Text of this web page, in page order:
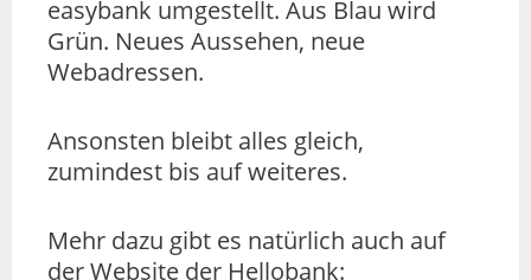
easybank umgestellt. Aus Blau wird
Grün. Neues Aussehen, neue
Webadressen.
Ansonsten bleibt alles gleich,
zumindest bis auf weiteres.
Mehr dazu gibt es natürlich auch auf
der Website der Hellobank: